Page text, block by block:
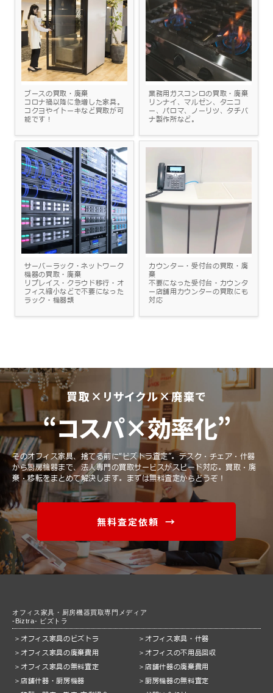
ブースの買取・廃棄
コロナ禍以降に急増した家具。
コクヨやイトーキなど買取が可
能です！
業務用ガスコンロの買取・廃棄
リンナイ、マルゼン、タニコ
ー、パロマ、ノーリツ、タチバ
ナ製作所など。
サーバーラック・ネットワーク
機器の買取・廃棄
リプレイス・クラウド移行・オ
フィス縮小などで不要になった
ラック・機器類
カウンター・受付台の買取・廃
棄
不要になった受付台・カウンタ
ー店舗用カウンターの買取にも
対応
買取×リサイクル×廃棄で
“コスパ×効率化”
そのオフィス家具、捨てる前に“ビズトラ査定”。デスク・チェア・什器
から厨房機器まで、法人専門の買取サービスがスピード対応。 買取・廃
棄・移転をまとめて解決します。まずは無料査定からどうぞ！
無料査定依頼
オフィス家具・厨房機器買取専門メディア
-Biztra- ビズトラ
オフィス家具のビズトラ
オフィス家具・什器
オフィス家具の廃棄費用
オフィスの不用品回収
オフィス家具の無料査定
店舗什器の廃棄費用
店舗什器・厨房機器
厨房機器の無料査定